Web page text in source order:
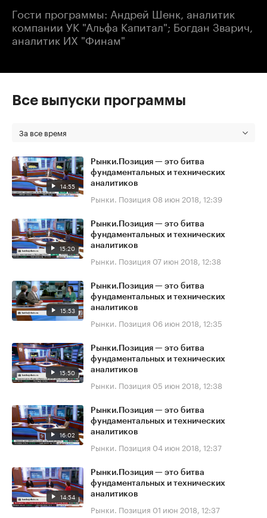
Гости программы: Андрей Шенк, аналитик
компании УК "Альфа Капитал"; Богдан Зварич,
аналитик ИХ "Финам"
Все выпуски программы
За все время
14:55
Рынки.Позиция — это битва
фундаментальных и технических
аналитиков
Рынки. Позиция 08 июн 2018, 12:39
15:20
Рынки.Позиция — это битва
фундаментальных и технических
аналитиков
Рынки. Позиция 07 июн 2018, 12:38
15:53
Рынки.Позиция — это битва
фундаментальных и технических
аналитиков
Рынки. Позиция 06 июн 2018, 12:35
15:50
Рынки.Позиция — это битва
фундаментальных и технических
аналитиков
Рынки. Позиция 05 июн 2018, 12:38
16:02
Рынки.Позиция — это битва
фундаментальных и технических
аналитиков
Рынки. Позиция 04 июн 2018, 12:37
14:54
Рынки.Позиция — это битва
фундаментальных и технических
аналитиков
Рынки. Позиция 01 июн 2018, 12:37